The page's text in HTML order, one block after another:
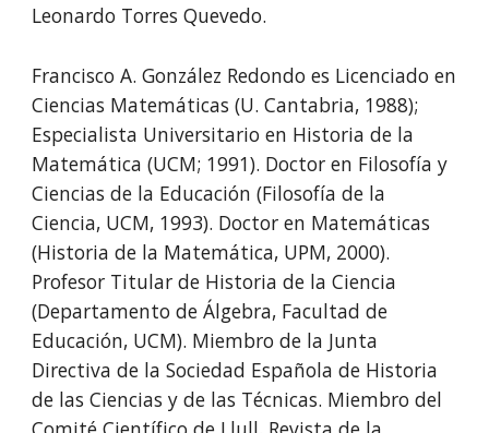
Leonardo Torres Quevedo.
Francisco A. González Redondo es Licenciado en
Ciencias Matemáticas (U. Cantabria, 1988);
Especialista Universitario en Historia de la
Matemática (UCM; 1991). Doctor en Filosofía y
Ciencias de la Educación (Filosofía de la
Ciencia, UCM, 1993). Doctor en Matemáticas
(Historia de la Matemática, UPM, 2000).
Profesor Titular de Historia de la Ciencia
(Departamento de Álgebra, Facultad de
Educación, UCM). Miembro de la Junta
Directiva de la Sociedad Española de Historia
de las Ciencias y de las Técnicas. Miembro del